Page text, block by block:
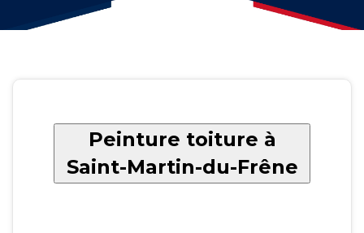
Peinture toiture à
Saint-Martin-du-Frêne